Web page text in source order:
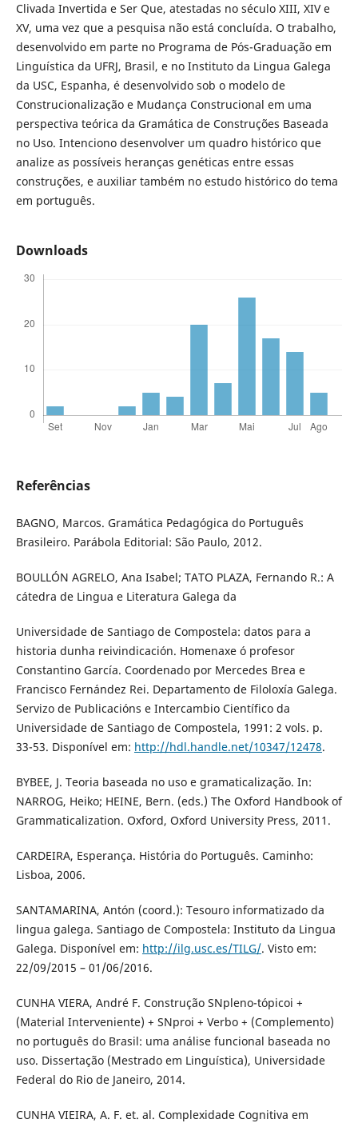
Clivada Invertida e Ser Que, atestadas no século XIII, XIV e
XV, uma vez que a pesquisa não está concluída. O trabalho,
desenvolvido em parte no Programa de Pós-Graduação em
Linguística da UFRJ, Brasil, e no Instituto da Lingua Galega
da USC, Espanha, é desenvolvido sob o modelo de
Construcionalização e Mudança Construcional em uma
perspectiva teórica da Gramática de Construções Baseada
no Uso. Intenciono desenvolver um quadro histórico que
analize as possíveis heranças genéticas entre essas
construções, e auxiliar também no estudo histórico do tema
em português.
Downloads
Referências
BAGNO, Marcos. Gramática Pedagógica do Português
Brasileiro. Parábola Editorial: São Paulo, 2012.
BOULLÓN AGRELO, Ana Isabel; TATO PLAZA, Fernando R.: A
cátedra de Lingua e Literatura Galega da
Universidade de Santiago de Compostela: datos para a
historia dunha reivindicación. Homenaxe ó profesor
Constantino García. Coordenado por Mercedes Brea e
Francisco Fernández Rei. Departamento de Filoloxía Galega.
Servizo de Publicacións e Intercambio Científico da
Universidade de Santiago de Compostela, 1991: 2 vols. p.
33-53. Disponível em: http://hdl.handle.net/10347/12478.
BYBEE, J. Teoria baseada no uso e gramaticalização. In:
NARROG, Heiko; HEINE, Bern. (eds.) The Oxford Handbook of
Grammaticalization. Oxford, Oxford University Press, 2011.
CARDEIRA, Esperança. História do Português. Caminho:
Lisboa, 2006.
SANTAMARINA, Antón (coord.): Tesouro informatizado da
lingua galega. Santiago de Compostela: Instituto da Lingua
Galega. Disponível em: http://ilg.usc.es/TILG/. Visto em:
22/09/2015 – 01/06/2016.
CUNHA VIERA, André F. Construção SNpleno-tópicoi +
(Material Interveniente) + SNproi + Verbo + (Complemento)
no português do Brasil: uma análise funcional baseada no
uso. Dissertação (Mestrado em Linguística), Universidade
Federal do Rio de Janeiro, 2014.
CUNHA VIEIRA, A. F. et. al. Complexidade Cognitiva em